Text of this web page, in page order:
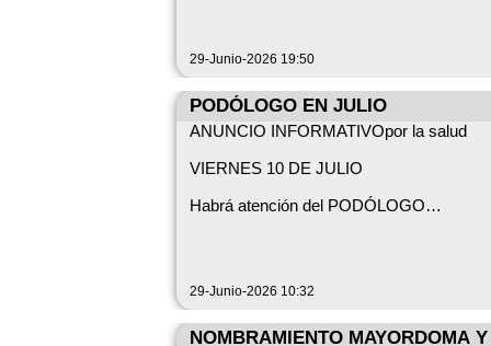
•Con cita previa a través del encargado
🚛 Servicio de recogida domiciliaria de
•Se realiza el primer lunes no festivo de
•Para solicitarlo, debes inscribirte antes
La oficina del Ayuntamiento (martes y
29-Junio-2026 19:50
PODÓLOGO EN JULIO
ANUNCIO INFORMATIVOpor la salud
VIERNES 10 DE JULIO
Habrá atención del PODÓLOGO
Las personas que vayan a asistir al
29-Junio-2026 10:32
NOMBRAMIENTO MAYORDOMA